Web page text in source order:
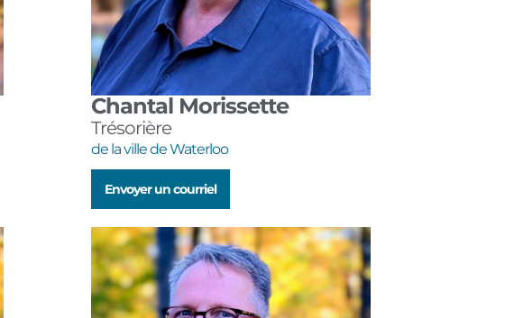
Chantal Morissette
Trésorière
de la ville de Waterloo
Envoyer un courriel